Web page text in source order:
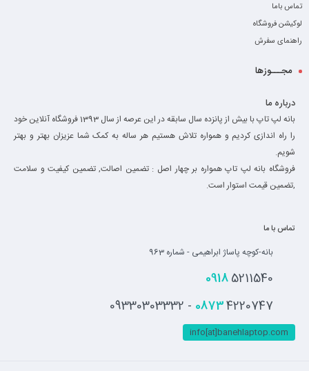
تماس باما
لوکیشن فروشگاه
راهنمای سفرش
مجـــوزها
درباره ما
بانه لپ تاپ با بیش از پانزده سال سابقه در این عرصه از سال 1393 فروشگاه آنلاین خود
را راه اندازی کردیم و همواره تلاش هستیم هر ساله به کمک شما عزیزان بهتر و بهتر
شویم.
فروشگاه بانه لپ تاپ همواره بر چهار اصل : تضمین اصالت, تضمین کیفیت و سلامت
,تضمین قیمت استوار است.
تماس با ما
بانه-کوچه پاساژ ابراهیمی - شماره 963
09185211540
08734220747 - 09330303332
info[at]banehlaptop.com